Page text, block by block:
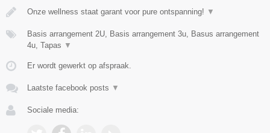
Onze wellness staat garant voor pure ontspanning! ▼
Basis arrangement 2U, Basis arrangement 3u, Basus arrangement
4u, Tapas ▼
Er wordt gewerkt op afspraak.
Laatste facebook posts ▼
Sociale media: